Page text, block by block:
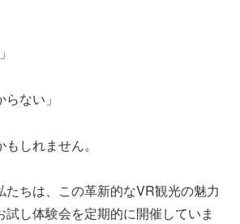
ない」
しれません。
たちは、この革新的なVR観光の魅力
試し体験会を定期的に開催していま